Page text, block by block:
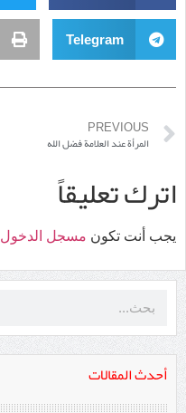
أحدث المقالات
Telegram
PREVIOUS
المرأة عند العلامة فضل الله
اترك تعليقاً
يجب أنت تكون مسجل الدخول